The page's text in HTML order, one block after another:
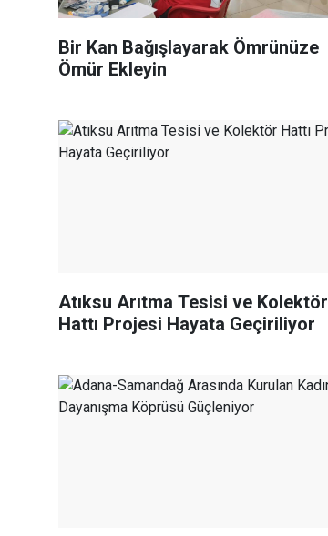
Bir Kan Bağışlayarak Ömrünüze
Ömür Ekleyin
Atıksu Arıtma Tesisi ve Kolektör
Hattı Projesi Hayata Geçiriliyor